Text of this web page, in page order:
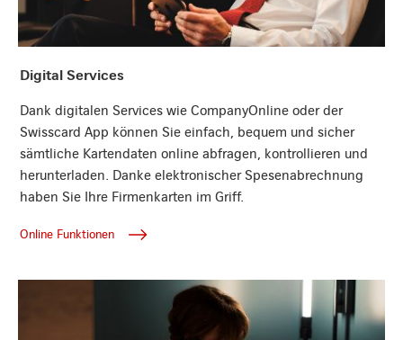
Digital Services
Dank digitalen Services wie CompanyOnline oder der
Swisscard App können Sie einfach, bequem und sicher
sämtliche Kartendaten online abfragen, kontrollieren und
herunterladen. Danke elektronischer Spesenabrechnung
haben Sie Ihre Firmenkarten im Griff.
Online Funktionen